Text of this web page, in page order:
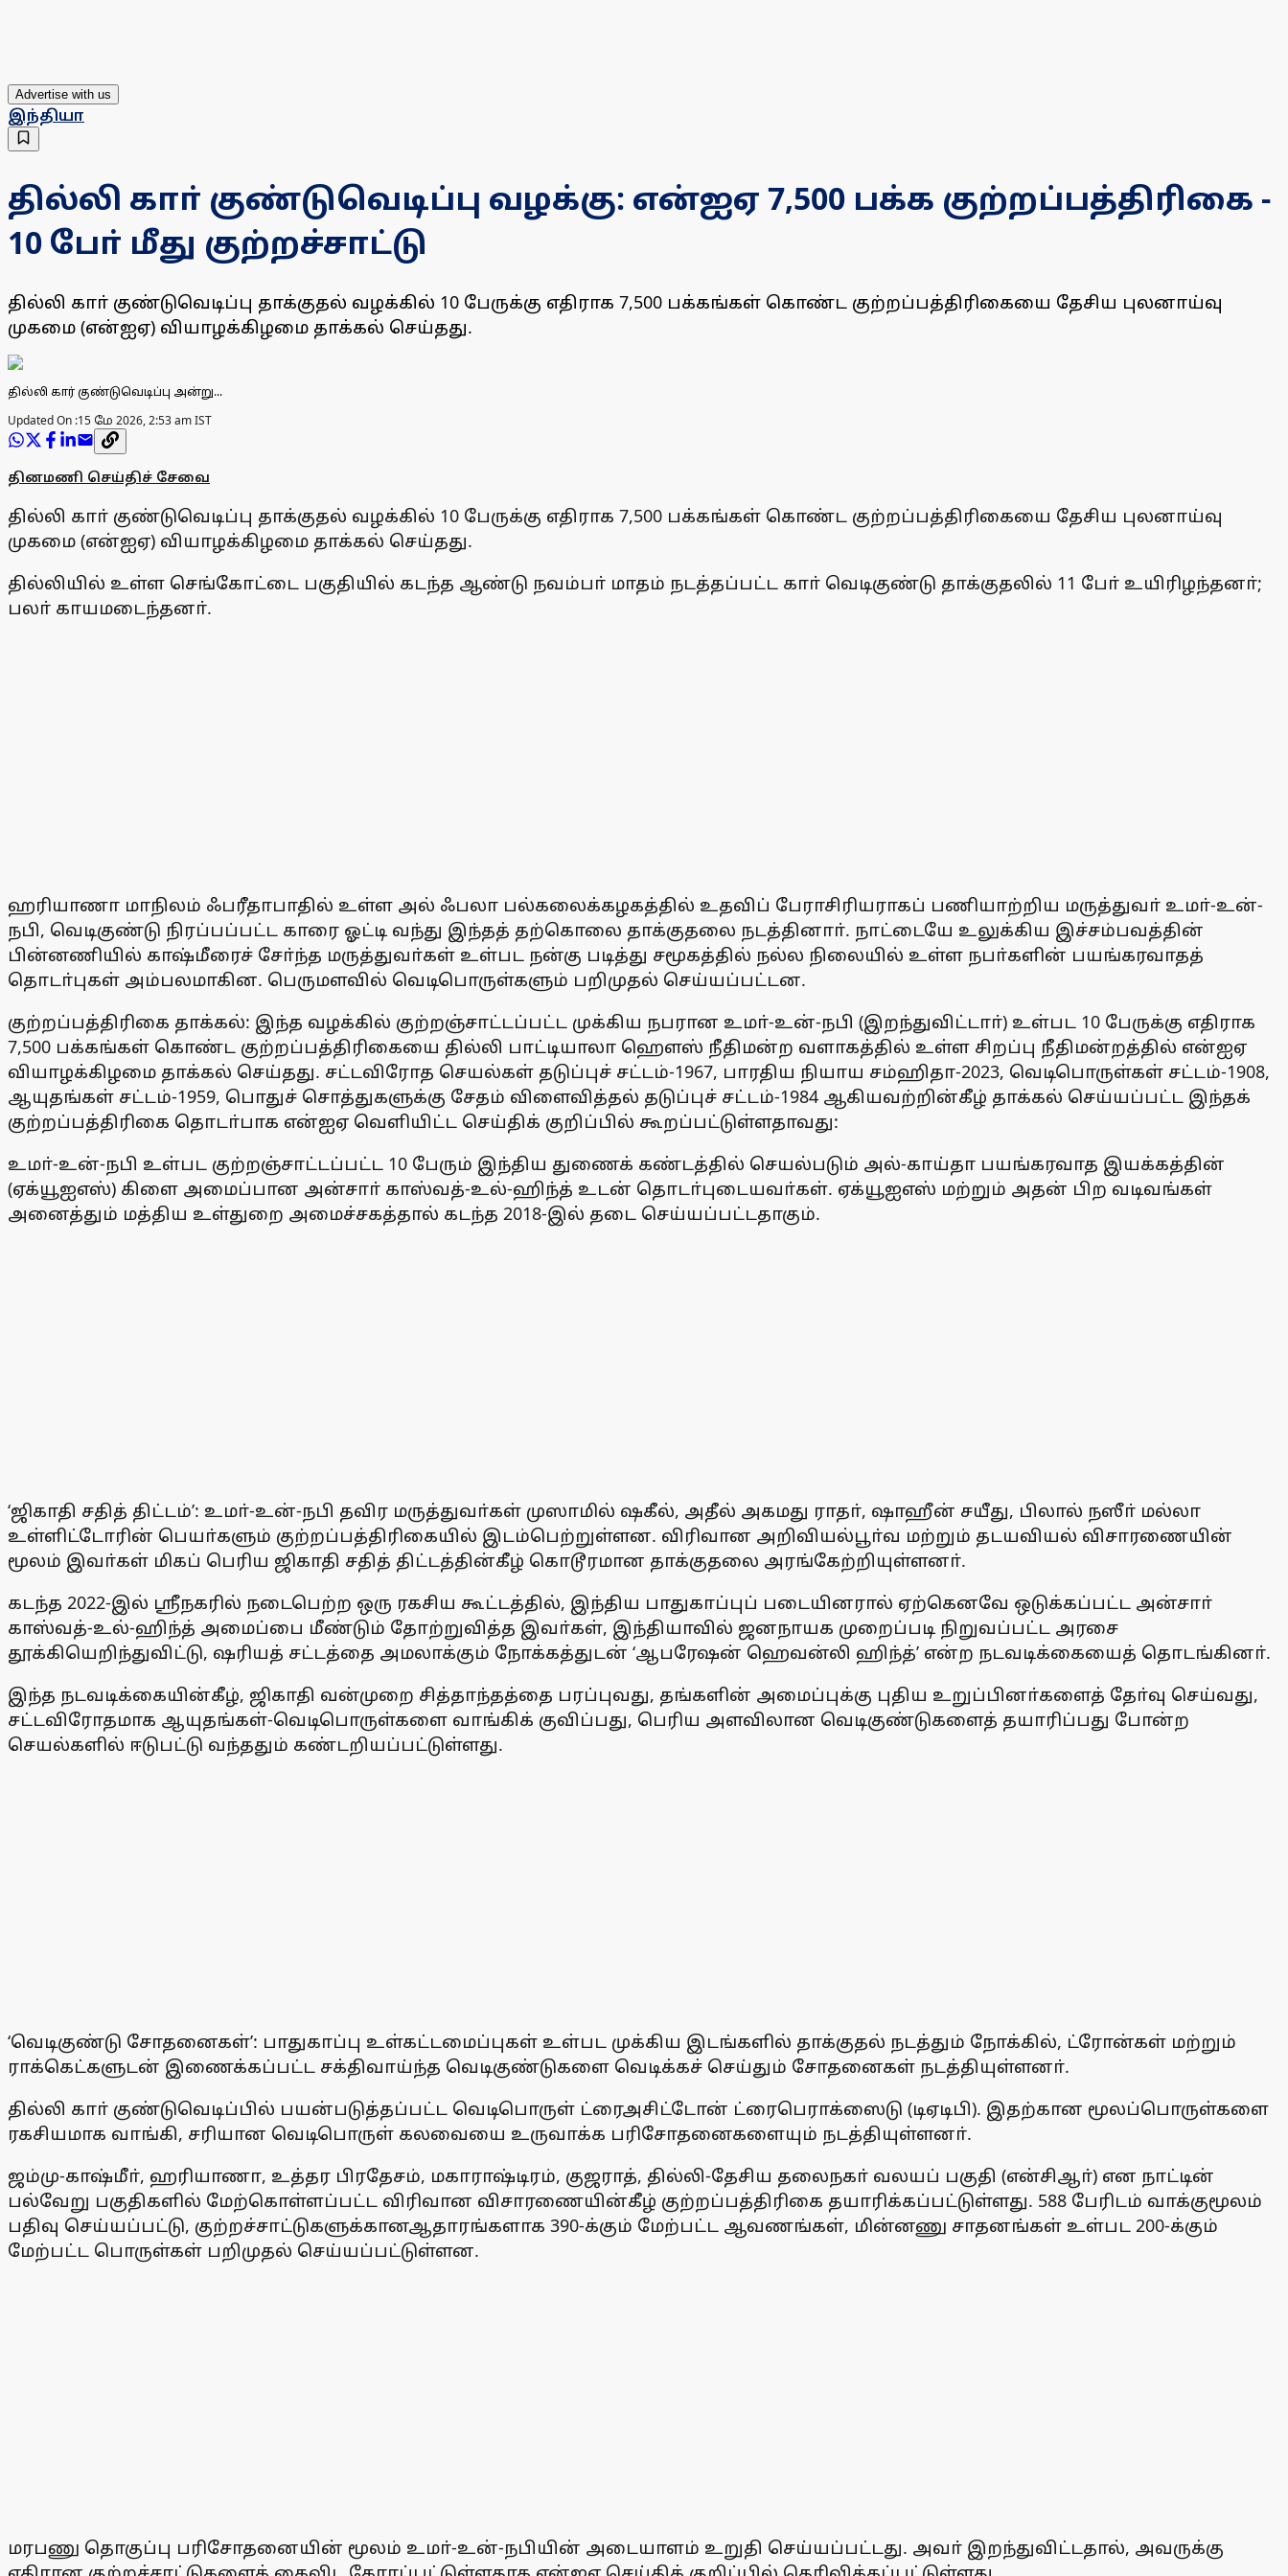
Advertise with us
இந்தியா
தில்லி காா் குண்டுவெடிப்பு வழக்கு: என்ஐஏ 7,500 பக்க குற்றப்பத்திரிகை -
10 போ் மீது குற்றச்சாட்டு
தில்லி காா் குண்டுவெடிப்பு தாக்குதல் வழக்கில் 10 பேருக்கு எதிராக 7,500 பக்கங்கள் கொண்ட குற்றப்பத்திரிகையை தேசிய புலனாய்வு
முகமை (என்ஐஏ) வியாழக்கிழமை தாக்கல் செய்தது.
தில்லி கார் குண்டுவெடிப்பு அன்று...
Updated On :15 மே 2026, 2:53 am IST
தினமணி செய்திச் சேவை
தில்லி காா் குண்டுவெடிப்பு தாக்குதல் வழக்கில் 10 பேருக்கு எதிராக 7,500 பக்கங்கள் கொண்ட குற்றப்பத்திரிகையை தேசிய புலனாய்வு
முகமை (என்ஐஏ) வியாழக்கிழமை தாக்கல் செய்தது.
தில்லியில் உள்ள செங்கோட்டை பகுதியில் கடந்த ஆண்டு நவம்பா் மாதம் நடத்தப்பட்ட காா் வெடிகுண்டு தாக்குதலில் 11 போ் உயிரிழந்தனா்;
பலா் காயமடைந்தனா்.
ஹரியாணா மாநிலம் ஃபரீதாபாதில் உள்ள அல் ஃபலா பல்கலைக்கழகத்தில் உதவிப் பேராசிரியராகப் பணியாற்றிய மருத்துவா் உமா்-உன்-
நபி, வெடிகுண்டு நிரப்பப்பட்ட காரை ஓட்டி வந்து இந்தத் தற்கொலை தாக்குதலை நடத்தினாா். நாட்டையே உலுக்கிய இச்சம்பவத்தின்
பின்னணியில் காஷ்மீரைச் சோ்ந்த மருத்துவா்கள் உள்பட நன்கு படித்து சமூகத்தில் நல்ல நிலையில் உள்ள நபா்களின் பயங்கரவாதத்
தொடா்புகள் அம்பலமாகின. பெருமளவில் வெடிபொருள்களும் பறிமுதல் செய்யப்பட்டன.
குற்றப்பத்திரிகை தாக்கல்: இந்த வழக்கில் குற்றஞ்சாட்டப்பட்ட முக்கிய நபரான உமா்-உன்-நபி (இறந்துவிட்டாா்) உள்பட 10 பேருக்கு எதிராக
7,500 பக்கங்கள் கொண்ட குற்றப்பத்திரிகையை தில்லி பாட்டியாலா ஹெளஸ் நீதிமன்ற வளாகத்தில் உள்ள சிறப்பு நீதிமன்றத்தில் என்ஐஏ
வியாழக்கிழமை தாக்கல் செய்தது. சட்டவிரோத செயல்கள் தடுப்புச் சட்டம்-1967, பாரதிய நியாய சம்ஹிதா-2023, வெடிபொருள்கள் சட்டம்-1908,
ஆயுதங்கள் சட்டம்-1959, பொதுச் சொத்துகளுக்கு சேதம் விளைவித்தல் தடுப்புச் சட்டம்-1984 ஆகியவற்றின்கீழ் தாக்கல் செய்யப்பட்ட இந்தக்
குற்றப்பத்திரிகை தொடா்பாக என்ஐஏ வெளியிட்ட செய்திக் குறிப்பில் கூறப்பட்டுள்ளதாவது:
உமா்-உன்-நபி உள்பட குற்றஞ்சாட்டப்பட்ட 10 பேரும் இந்திய துணைக் கண்டத்தில் செயல்படும் அல்-காய்தா பயங்கரவாத இயக்கத்தின்
(ஏக்யூஐஎஸ்) கிளை அமைப்பான அன்சாா் காஸ்வத்-உல்-ஹிந்த் உடன் தொடா்புடையவா்கள். ஏக்யூஐஎஸ் மற்றும் அதன் பிற வடிவங்கள்
அனைத்தும் மத்திய உள்துறை அமைச்சகத்தால் கடந்த 2018-இல் தடை செய்யப்பட்டதாகும்.
‘ஜிகாதி சதித் திட்டம்’: உமா்-உன்-நபி தவிர மருத்துவா்கள் முஸாமில் ஷகீல், அதீல் அகமது ராதா், ஷாஹீன் சயீது, பிலால் நஸீா் மல்லா
உள்ளிட்டோரின் பெயா்களும் குற்றப்பத்திரிகையில் இடம்பெற்றுள்ளன. விரிவான அறிவியல்பூா்வ மற்றும் தடயவியல் விசாரணையின்
மூலம் இவா்கள் மிகப் பெரிய ஜிகாதி சதித் திட்டத்தின்கீழ் கொடூரமான தாக்குதலை அரங்கேற்றியுள்ளனா்.
கடந்த 2022-இல் ஸ்ரீநகரில் நடைபெற்ற ஒரு ரகசிய கூட்டத்தில், இந்திய பாதுகாப்புப் படையினரால் ஏற்கெனவே ஒடுக்கப்பட்ட அன்சாா்
காஸ்வத்-உல்-ஹிந்த் அமைப்பை மீண்டும் தோற்றுவித்த இவா்கள், இந்தியாவில் ஜனநாயக முறைப்படி நிறுவப்பட்ட அரசை
தூக்கியெறிந்துவிட்டு, ஷரியத் சட்டத்தை அமலாக்கும் நோக்கத்துடன் ‘ஆபரேஷன் ஹெவன்லி ஹிந்த்’ என்ற நடவடிக்கையைத் தொடங்கினா்.
இந்த நடவடிக்கையின்கீழ், ஜிகாதி வன்முறை சித்தாந்தத்தை பரப்புவது, தங்களின் அமைப்புக்கு புதிய உறுப்பினா்களைத் தோ்வு செய்வது,
சட்டவிரோதமாக ஆயுதங்கள்-வெடிபொருள்களை வாங்கிக் குவிப்பது, பெரிய அளவிலான வெடிகுண்டுகளைத் தயாரிப்பது போன்ற
செயல்களில் ஈடுபட்டு வந்ததும் கண்டறியப்பட்டுள்ளது.
‘வெடிகுண்டு சோதனைகள்’: பாதுகாப்பு உள்கட்டமைப்புகள் உள்பட முக்கிய இடங்களில் தாக்குதல் நடத்தும் நோக்கில், ட்ரோன்கள் மற்றும்
ராக்கெட்களுடன் இணைக்கப்பட்ட சக்திவாய்ந்த வெடிகுண்டுகளை வெடிக்கச் செய்தும் சோதனைகள் நடத்தியுள்ளனா்.
தில்லி காா் குண்டுவெடிப்பில் பயன்படுத்தப்பட்ட வெடிபொருள் ட்ரைஅசிட்டோன் ட்ரைபெராக்ஸைடு (டிஏடிபி). இதற்கான மூலப்பொருள்களை
ரகசியமாக வாங்கி, சரியான வெடிபொருள் கலவையை உருவாக்க பரிசோதனைகளையும் நடத்தியுள்ளனா்.
ஜம்மு-காஷ்மீா், ஹரியாணா, உத்தர பிரதேசம், மகாராஷ்டிரம், குஜராத், தில்லி-தேசிய தலைநகா் வலயப் பகுதி (என்சிஆா்) என நாட்டின்
பல்வேறு பகுதிகளில் மேற்கொள்ளப்பட்ட விரிவான விசாரணையின்கீழ் குற்றப்பத்திரிகை தயாரிக்கப்பட்டுள்ளது. 588 பேரிடம் வாக்குமூலம்
பதிவு செய்யப்பட்டு, குற்றச்சாட்டுகளுக்கானஆதாரங்களாக 390-க்கும் மேற்பட்ட ஆவணங்கள், மின்னணு சாதனங்கள் உள்பட 200-க்கும்
மேற்பட்ட பொருள்கள் பறிமுதல் செய்யப்பட்டுள்ளன.
மரபணு தொகுப்பு பரிசோதனையின் மூலம் உமா்-உன்-நபியின் அடையாளம் உறுதி செய்யப்பட்டது. அவா் இறந்துவிட்டதால், அவருக்கு